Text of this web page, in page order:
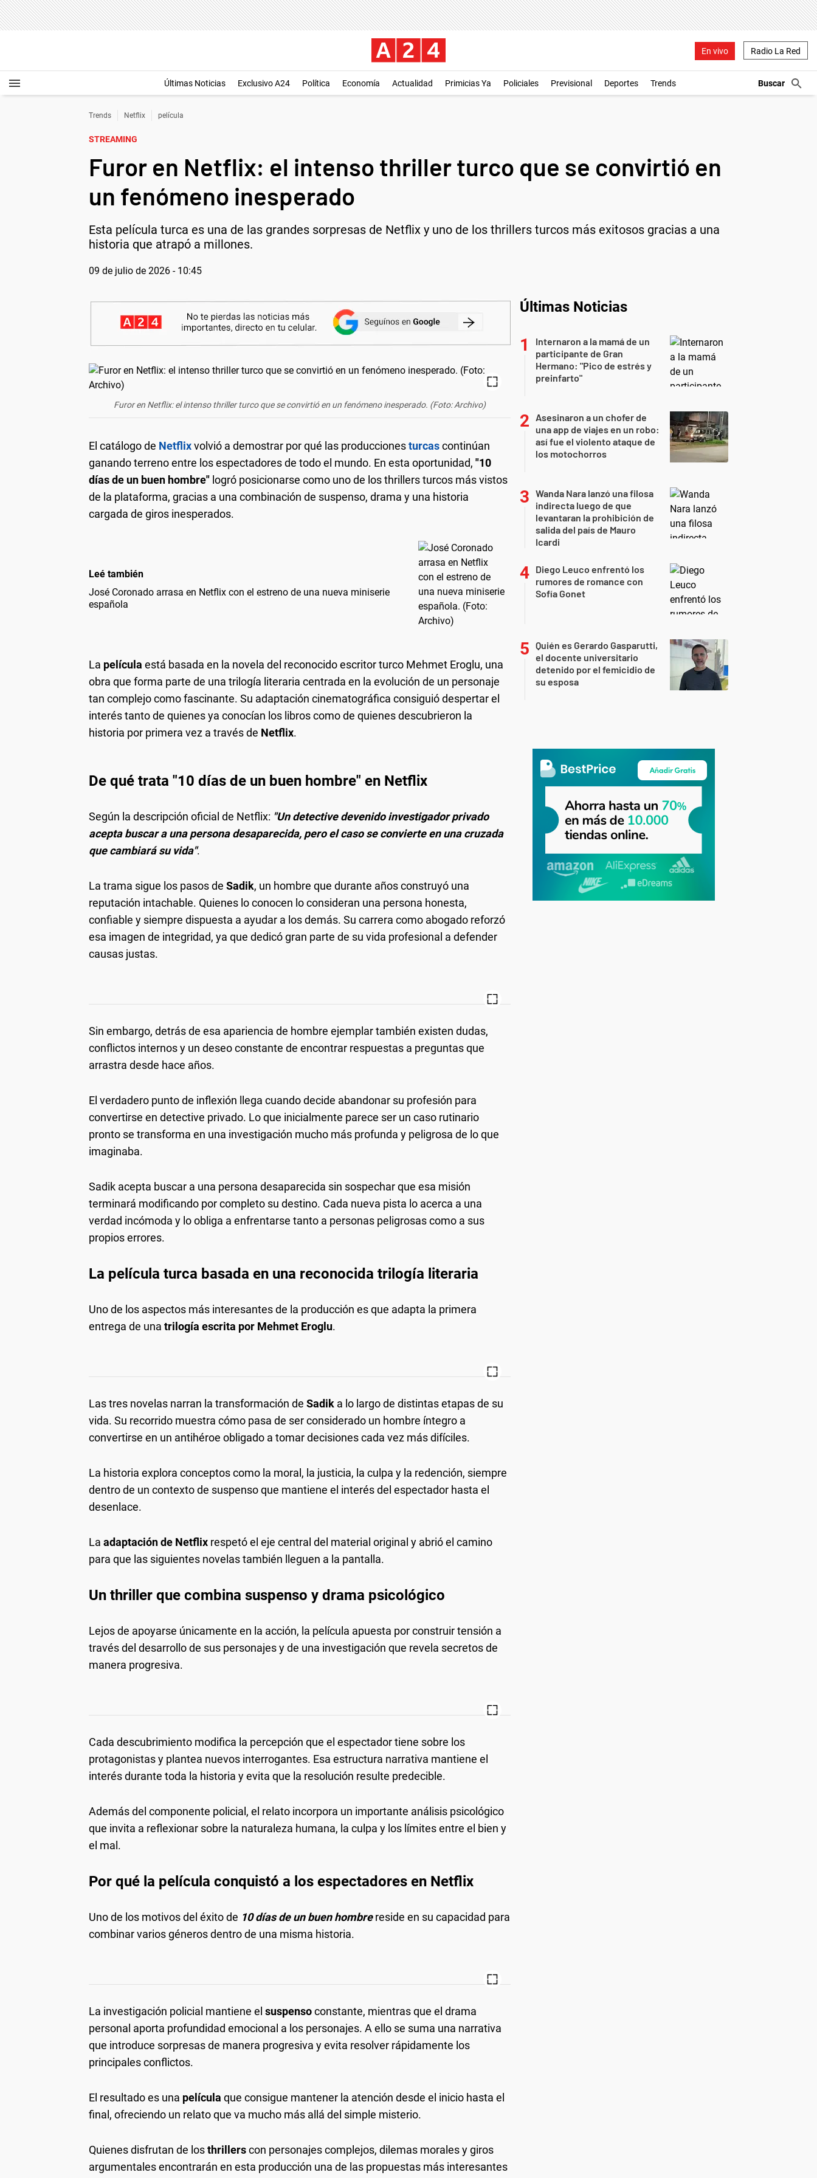
En vivo Radio La Red
Últimas Noticias Exclusivo A24 Política Economía Actualidad Primicias Ya Policiales Previsional Deportes Trends
Trends Netflix película
STREAMING
Furor en Netflix: el intenso thriller turco que se convirtió en
un fenómeno inesperado
Esta película turca es una de las grandes sorpresas de Netflix y uno de los thrillers turcos más exitosos gracias a una
historia que atrapó a millones.
09 de julio de 2026 - 10:45
Furor en Netflix: el intenso thriller turco que se convirtió en un fenómeno inesperado. (Foto: Archivo)
El catálogo de Netflixvolvió a demostrar por qué las produccionesturcascontinúan
ganando terreno entre los espectadores de todo el mundo. En esta oportunidad, "10
días de un buen hombre" logró posicionarse como uno de los thrillers turcos más vistos
de la plataforma, gracias a una combinación de suspenso, drama y una historia
cargada de giros inesperados.
Leé también
José Coronado arrasa en Netflix con el estreno de una nueva miniserie
española
La película está basada en la novela del reconocido escritor turco Mehmet Eroglu, una
obra que forma parte de una trilogía literaria centrada en la evolución de un personaje
tan complejo como fascinante. Su adaptación cinematográfica consiguió despertar el
interés tanto de quienes ya conocían los libros como de quienes descubrieron la
historia por primera vez a través de Netflix.
De qué trata "10 días de un buen hombre" en Netflix
Según la descripción oficial de Netflix: "Un detective devenido investigador privado
acepta buscar a una persona desaparecida, pero el caso se convierte en una cruzada
que cambiará su vida".
La trama sigue los pasos de Sadik, un hombre que durante años construyó una
reputación intachable. Quienes lo conocen lo consideran una persona honesta,
confiable y siempre dispuesta a ayudar a los demás. Su carrera como abogado reforzó
esa imagen de integridad, ya que dedicó gran parte de su vida profesional a defender
causas justas.
Sin embargo, detrás de esa apariencia de hombre ejemplar también existen dudas,
conflictos internos y un deseo constante de encontrar respuestas a preguntas que
arrastra desde hace años.
El verdadero punto de inflexión llega cuando decide abandonar su profesión para
convertirse en detective privado. Lo que inicialmente parece ser un caso rutinario
pronto se transforma en una investigación mucho más profunda y peligrosa de lo que
imaginaba.
Sadik acepta buscar a una persona desaparecida sin sospechar que esa misión
terminará modificando por completo su destino. Cada nueva pista lo acerca a una
verdad incómoda y lo obliga a enfrentarse tanto a personas peligrosas como a sus
propios errores.
La película turca basada en una reconocida trilogía literaria
Uno de los aspectos más interesantes de la producción es que adapta la primera
entrega de una trilogía escrita por Mehmet Eroglu.
Las tres novelas narran la transformación de Sadik a lo largo de distintas etapas de su
vida. Su recorrido muestra cómo pasa de ser considerado un hombre íntegro a
convertirse en un antihéroe obligado a tomar decisiones cada vez más difíciles.
La historia explora conceptos como la moral, la justicia, la culpa y la redención, siempre
dentro de un contexto de suspenso que mantiene el interés del espectador hasta el
desenlace.
La adaptación de Netflix respetó el eje central del material original y abrió el camino
para que las siguientes novelas también lleguen a la pantalla.
Un thriller que combina suspenso y drama psicológico
Lejos de apoyarse únicamente en la acción, la película apuesta por construir tensión a
través del desarrollo de sus personajes y de una investigación que revela secretos de
manera progresiva.
Cada descubrimiento modifica la percepción que el espectador tiene sobre los
protagonistas y plantea nuevos interrogantes. Esa estructura narrativa mantiene el
interés durante toda la historia y evita que la resolución resulte predecible.
Además del componente policial, el relato incorpora un importante análisis psicológico
que invita a reflexionar sobre la naturaleza humana, la culpa y los límites entre el bien y
el mal.
Por qué la película conquistó a los espectadores en Netflix
Uno de los motivos del éxito de 10 días de un buen hombrereside en su capacidad para
combinar varios géneros dentro de una misma historia.
La investigación policial mantiene el suspensoconstante, mientras que el drama
personal aporta profundidad emocional a los personajes. A ello se suma una narrativa
que introduce sorpresas de manera progresiva y evita resolver rápidamente los
principales conflictos.
El resultado es una película que consigue mantener la atención desde el inicio hasta el
final, ofreciendo un relato que va mucho más allá del simple misterio.
Quienes disfrutan de losthrillerscon personajes complejos, dilemas morales y giros
argumentales encontrarán en esta producción una de las propuestas más interesantes
Últimas Noticias
Internaron a la mamá de un
participante de Gran
Hermano: "Pico de estrés y
preinfarto"
Asesinaron a un chofer de
una app de viajes en un robo:
así fue el violento ataque de
los motochorros
Wanda Nara lanzó una filosa
indirecta luego de que
levantaran la prohibición de
salida del país de Mauro
Icardi
Diego Leuco enfrentó los
rumores de romance con
Sofía Gonet
Quién es Gerardo Gasparutti,
el docente universitario
detenido por el femicidio de
su esposa